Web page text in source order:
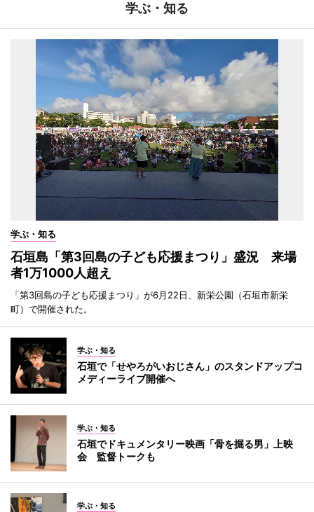
学ぶ・知る
学ぶ・知る
石垣島「第3回島の子ども応援まつり」盛況 来場
者1万1000人超え
「第3回島の子ども応援まつり」が6月22日、新栄公園（石垣市新栄
町）で開催された。
学ぶ・知る
石垣で「せやろがいおじさん」のスタンドアップコ
メディーライブ開催へ
学ぶ・知る
石垣でドキュメンタリー映画「骨を掘る男」上映
会 監督トークも
学ぶ・知る